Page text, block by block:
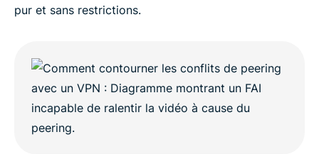
pur et sans restrictions.